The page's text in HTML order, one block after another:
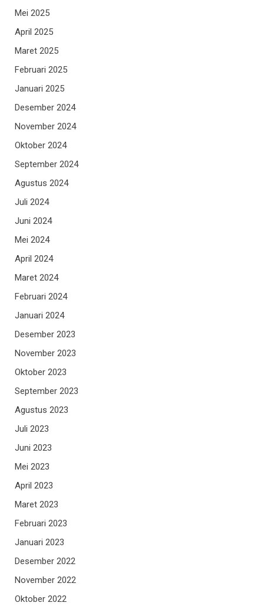
Mei 2025
April 2025
Maret 2025
Februari 2025
Januari 2025
Desember 2024
November 2024
Oktober 2024
September 2024
Agustus 2024
Juli 2024
Juni 2024
Mei 2024
April 2024
Maret 2024
Februari 2024
Januari 2024
Desember 2023
November 2023
Oktober 2023
September 2023
Agustus 2023
Juli 2023
Juni 2023
Mei 2023
April 2023
Maret 2023
Februari 2023
Januari 2023
Desember 2022
November 2022
Oktober 2022